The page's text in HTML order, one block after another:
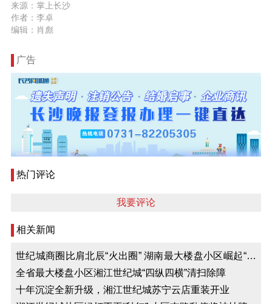
来源：掌上长沙
作者：李卓
编辑：肖彪
广告
热门评论
我要评论
相关新闻
世纪城商圈比肩北辰“火出圈” 湖南最大楼盘小区崛起“一
江四核”新商圈
全省最大楼盘小区湘江世纪城“四纵四横”清扫除障
十年沉淀全新升级，湘江世纪城苏宁云店重装开业